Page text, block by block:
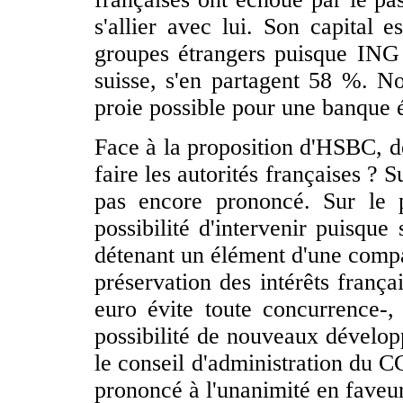
s'allier avec lui. Son capital
groupes étrangers puisque
suisse, s'en partagent 58 %.
proie possible pour une banque
Face à la proposition d'HSBC,
faire les autorités françaises ?
pas encore prononcé. Sur
possibilité d'intervenir puisque
détenant un élément d'une
préservation des intérêts
euro évite toute
possibilité de nouveaux
le conseil d'administration du
prononcé à l'unanimité en